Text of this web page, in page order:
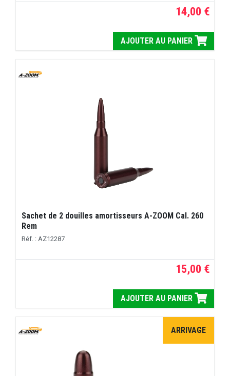
14,00 €
AJOUTER AU PANIER
Sachet de 2 douilles amortisseurs A-ZOOM Cal. 260
Rem
Réf. : AZ12287
15,00 €
AJOUTER AU PANIER
ARRIVAGE